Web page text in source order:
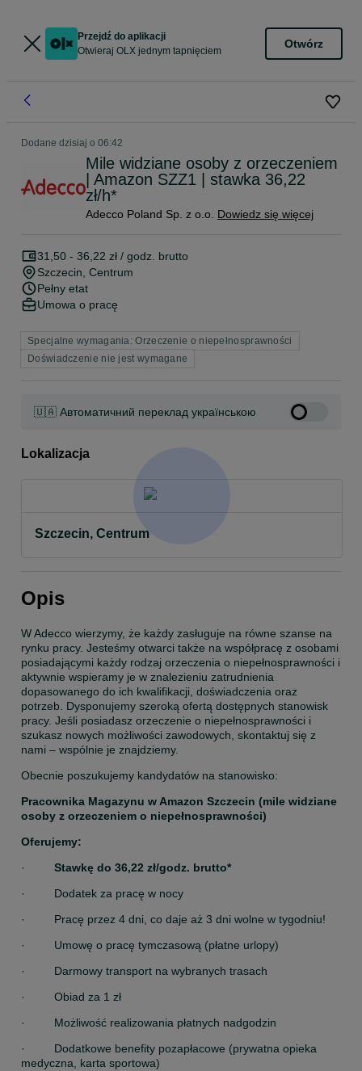
Przejdź do aplikacji
Otwieraj OLX jednym tapnięciem
Otwórz
Dodane dzisiaj o 06:42
Mile widziane osoby z orzeczeniem
| Amazon SZZ1 | stawka 36,22
zł/h*
Adecco Poland Sp. z o.o. Dowiedz się więcej
31,50 - 36,22 zł / godz. brutto
Szczecin , Centrum
Pełny etat
Umowa o pracę
Specjalne wymagania: Orzeczenie o niepełnosprawności
Doświadczenie nie jest wymagane
🇺🇦 Автоматичний переклад українською
Lokalizacja
Szczecin, Centrum
Opis
W Adecco wierzymy, że każdy zasługuje na równe szanse na
rynku pracy. Jesteśmy otwarci także na współpracę z osobami
posiadającymi każdy rodzaj orzeczenia o niepełnosprawności i
aktywnie wspieramy je w znalezieniu zatrudnienia
dopasowanego do ich kwalifikacji, doświadczenia oraz
potrzeb. Dysponujemy szeroką ofertą dostępnych stanowisk
pracy. Jeśli posiadasz orzeczenie o niepełnosprawności i
szukasz nowych możliwości zawodowych, skontaktuj się z
nami – wspólnie je znajdziemy.
Obecnie poszukujemy kandydatów na stanowisko:
Pracownika Magazynu w Amazon Szczecin (mile widziane
osoby z orzeczeniem o niepełnosprawności)
Oferujemy:
· Stawkę do 36,22 zł/godz. brutto*
·         Dodatek za pracę w nocy
·         Pracę przez 4 dni, co daje aż 3 dni wolne w tygodniu!
·         Umowę o pracę tymczasową (płatne urlopy)
·         Darmowy transport na wybranych trasach
·         Obiad za 1 zł
·         Możliwość realizowania płatnych nadgodzin
·         Dodatkowe benefity pozapłacowe (prywatna opieka
medyczna, karta sportowa)